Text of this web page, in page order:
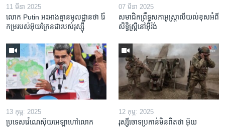
11 មីនា 2025
លោក Putin អះអាង​គ្មាន​មូលដ្ឋាន​ថា រ៉ែ​
កម្រ​របស់​អ៊ុយក្រែន​ជា​របស់​រុស្ស៊ី
07 មីនា 2025
សមាជិកព្រឹទ្ធសភាអូស្ត្រាលីយល់ខុសអំពី
សិទ្ធិស្ត្រីនៅអ៊ីរ៉ង់
13 កុម្ភៈ 2025
ប្រទេសវ៉េណេស៊ុយអេឡាហៅលោក
12 កុម្ភៈ 2025
រុស្ស៊ីចោទប្រកាន់មិនពិតថា អ៊ុយ